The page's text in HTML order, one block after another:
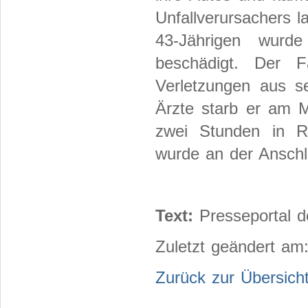
Unfallverursachers
43-Jährigen
beschädigt. Der
Verletzungen aus
Ärzte starb er am
zwei Stunden in
wurde an der
Text: Presseportal
Zuletzt geändert
Zurück zur